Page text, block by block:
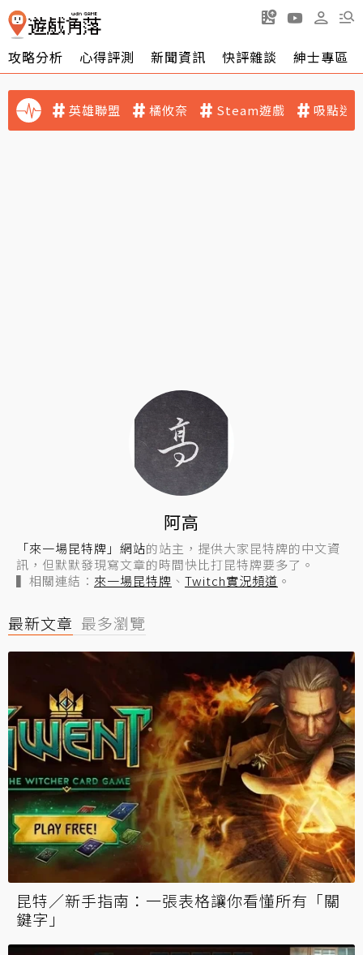
攻略分析 心得評測 新聞資訊 快評雜談 紳士專區
英雄聯盟 橘攸奈 Steam遊戲 吸點迷
阿高
「來一場昆特牌」網站的站主，提供大家昆特牌的中文資
訊，但默默發現寫文章的時間快比打昆特牌要多了。
▍相關連結： 來一場昆特牌 、 Twitch實況頻道 。
最新文章 最多瀏覽
昆特／新手指南：一張表格讓你看懂所有「關
鍵字」